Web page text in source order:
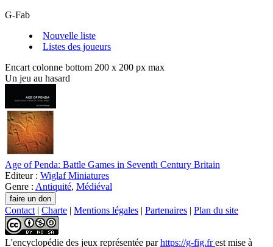
G-Fab
Nouvelle liste
Listes des joueurs
Encart colonne bottom 200 x 200 px max
Un jeu au hasard
Age of Penda: Battle Games in Seventh Century Britain
Editeur : Wiglaf Miniatures
Genre : Antiquité, Médiéval
Contact | Charte | Mentions légales | Partenaires | Plan du site
L'encyclopédie des jeux représentée parhttps://g-fig.frest mise à